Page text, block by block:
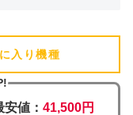
入り機種
安値：41,500円